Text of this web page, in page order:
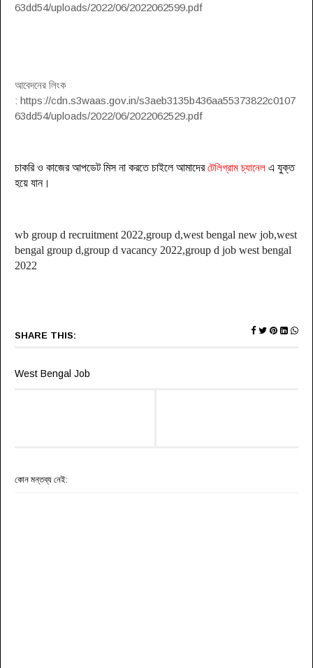
63dd54/uploads/2022/06/2022062599.pdf
আবেদনের লিংক
: https://cdn.s3waas.gov.in/s3aeb3135b436aa55373822c0107
63dd54/uploads/2022/06/2022062529.pdf
চাকরি ও কাজের আপডেট মিস না করতে চাইলে আমাদেরটেলিগ্রাম চ্যানেল এ যুক্ত
হয়ে যান।
wb group d recruitment 2022,group d,west bengal new job,west
bengal group d,group d vacancy 2022,group d job west bengal
2022
SHARE THIS:
West Bengal Job
কোন মন্তব্য নেই: